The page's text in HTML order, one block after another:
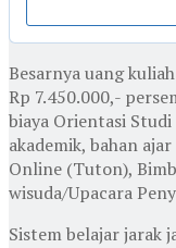
Besarnya uang
Rp 7.450.000,-
biaya Orientasi
akademik, bahan
Online (Tuton),
wisuda/Upacara
Sistem belajar jarak